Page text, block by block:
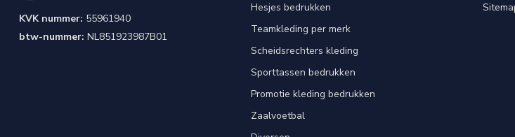
KVK nummer: 55961940
btw-nummer: NL851923987B01
Hesjes bedrukken
Teamkleding per merk
Scheidsrechters kleding
Sporttassen bedrukken
Promotie kleding bedrukken
Zaalvoetbal